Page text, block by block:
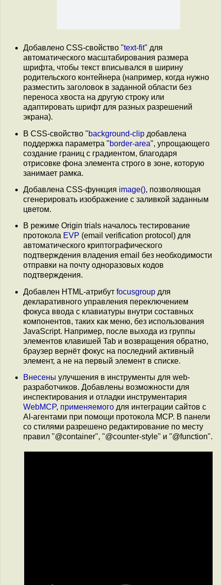
Добавлено CSS-свойство "text-fit" для
автоматического масштабирования размера
шрифта, чтобы текст вписывался в ширину
родительского контейнера (например, когда нужно
разместить заголовок в заданной области без
переноса хвоста на другую строку или
адаптировать шрифт для разных разрешений
экрана).
В CSS-свойство "background-clip добавлена
поддержка параметра "border-area", упрощающего
создание границ с градиентом, благодаря
отрисовке фона элемента строго в зоне, которую
занимает рамка.
Добавлена CSS-функция image(), позволяющая
сгенерировать изображение с заливкой заданным
цветом.
В режиме Origin trials началось тестирование
протокола EVP (email verification protocol) для
автоматического криптографического
подтверждения владения email без необходимости
отправки на почту одноразовых кодов
подтверждения.
Добавлен HTML-атрибут focusgroup для
декларативного управления переключением
фокуса ввода с клавиатуры внутри составных
компонентов, таких как меню, без использования
JavaScript. Например, после выхода из группы
элементов клавишей Tab и возвращения обратно,
браузер вернёт фокус на последний активный
элемент, а не на первый элемент в списке.
Внесены улучшения в инструменты для web-
разработчиков. Добавлены возможности для
инспектирования и отладки инструментария
WebMCP, применяемого для интеграции сайтов с
AI-агентами при помощи протокола MCP. В панели
со стилями разрешено редактирование по месту
правил "@container", "@counter-style" и "@function".